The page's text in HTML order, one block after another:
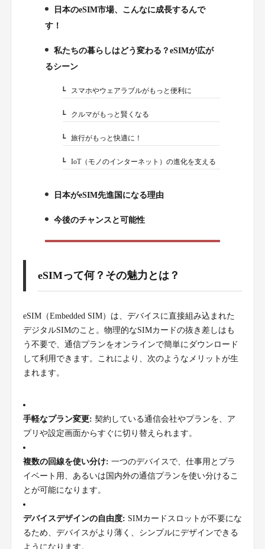
日本のeSIM市場、こんなに成長するんで
す！
私たちの暮らしはどう変わる？eSIMが広が
るシーン
3-1.スマホやウェアラブルがもっと便利に
3-2.クルマがもっと賢くなる
3-3.旅行がもっと快適に！
3-4.IoT（モノのインターネット）の進化を支える
日本がeSIM先進国になる理由
今後のチャンスと可能性
eSIMって何？その魅力とは？
eSIM（Embedded SIM）は、デバイスに直接組み込まれた
デジタルSIMのこと。物理的なSIMカードの抜き差しはも
う不要で、通信プランをオンラインで簡単にダウンロード
して利用できます。これにより、次のようなメリットが生
まれます。
手軽なプラン変更: 契約している通信会社やプランを、ア
プリや設定画面からすぐに切り替えられます。
複数の回線を使い分け: 一つのデバイスで、仕事用とプラ
イベート用、あるいは国内外の通信プランを使い分けるこ
とが可能になります。
デバイスデザインの自由度: SIMカードスロットが不要にな
るため、デバイスがより薄く、シンプルにデザインできる
ようになります。